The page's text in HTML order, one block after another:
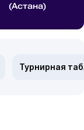
(Астана)
Турнирная